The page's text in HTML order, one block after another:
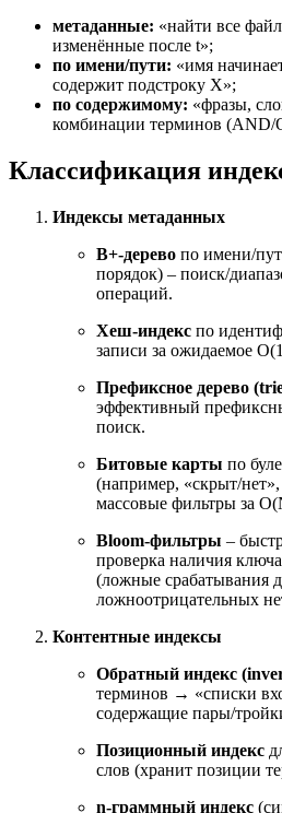
метаданные: «найти все
изменённые после t»;
по имени/пути: «имя
содержит подстроку X»;
по содержимому: «фразы,
комбинации терминов (AND/
Классификация
Индексы метаданных
B+-дерево по имени/
порядок) – поиск/
операций.
Хеш-индекс по
записи за ожидаемое
Префиксное дерево
эффективный
поиск.
Битовые карты по
(например, «скрыт/
массовые фильтры за
Bloom-фильтры –
проверка наличия
(ложные срабатывания
ложноотрицательных
Контентные индексы
Обратный индекс
терминов → «списки
содержащие пары/
Позиционный индекс
слов (хранит позиции
n-граммный индекс